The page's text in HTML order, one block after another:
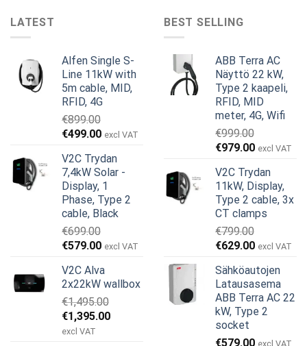
LATEST
Alfen Single S-
Line 11kW with
5m cable, MID,
RFID, 4G
€899.00
Alkuperäinen
oli:
€899.00.
€499.00Nykyinen
on:
€499.00.
excl VAT
V2C Trydan
7,4kW Solar -
Display, 1
Phase, Type 2
cable, Black
€699.00
Alkuperäinen
oli:
€699.00.
€579.00Nykyinen
on:
€579.00.
excl VAT
V2C Alva
2x22kW wallbox
€1,495.00
Alkuperäinen
hinta
€1,395.00Nykyinen
excl VAT
BEST SELLING
ABB Terra AC
Näyttö 22 kW,
Type 2 kaapeli,
RFID, MID
meter, 4G, Wifi
€999.00
Alkuperäinen
oli:
€999.00.
€979.00Nykyinen
on:
€979.00.
excl VAT
V2C Trydan
11kW, Display,
Type 2 cable, 3x
CT clamps
€799.00
Alkuperäinen
oli:
€799.00.
€629.00Nykyinen
on:
€629.00.
excl VAT
Sähköautojen
Latausasema
ABB Terra AC 22
kW, Type 2
socket
€579.00 excl VAT